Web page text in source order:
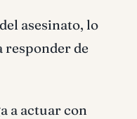
asesinato, lo
responder de
a actuar con